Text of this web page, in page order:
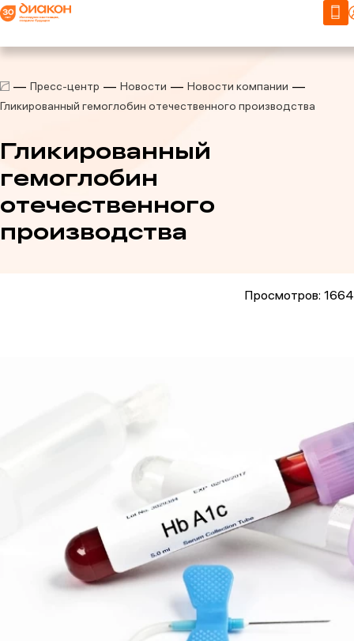
Пресс-центр Новости
Новости компании
Гликированный гемоглобин отечественного производства
Гликированный
гемоглобин
отечественного
производства
Просмотров: 1664